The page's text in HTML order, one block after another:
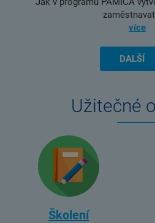
více
DALŠÍ
Užitečné
Školení